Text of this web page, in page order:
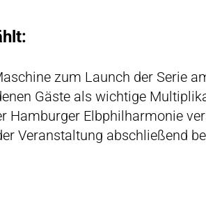
zum Launch der Serie
Gäste als wichtige
Hamburger Elbphilharmonie
Veranstaltung abschließend